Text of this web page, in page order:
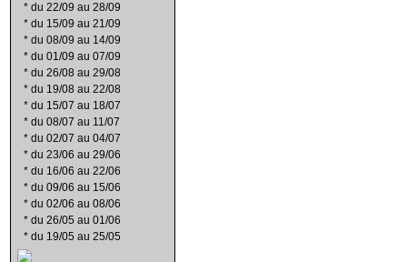
* du 22/09 au 28/09
* du 15/09 au 21/09
* du 08/09 au 14/09
* du 01/09 au 07/09
* du 26/08 au 29/08
* du 19/08 au 22/08
* du 15/07 au 18/07
* du 08/07 au 11/07
* du 02/07 au 04/07
* du 23/06 au 29/06
* du 16/06 au 22/06
* du 09/06 au 15/06
* du 02/06 au 08/06
* du 26/05 au 01/06
* du 19/05 au 25/05